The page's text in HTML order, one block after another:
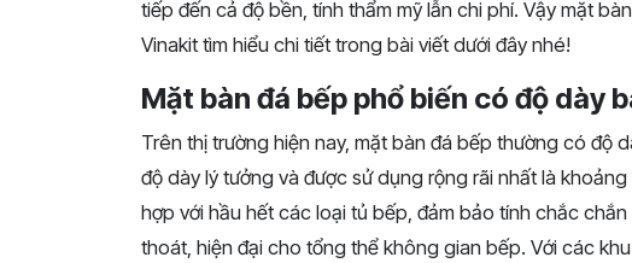
tiếp đến cả độ bền, tính thẩm mỹ lẫn chi phí. Vậy mặt
Vinakit tìm hiểu chi tiết trong bài viết dưới đây nhé!
Mặt bàn đá bếp phổ biến có độ dày
Trên thị trường hiện nay, mặt bàn đá bếp thường có độ
độ dày lý tưởng và được sử dụng rộng rãi nhất là
hợp với hầu hết các loại tủ bếp, đảm bảo tính chắc
thoát, hiện đại cho tổng thể không gian bếp. Với các